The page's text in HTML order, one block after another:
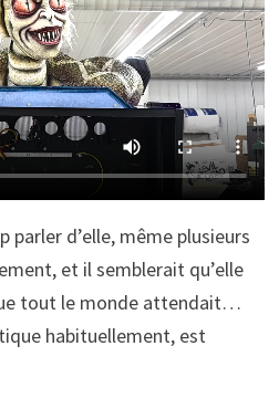
parler d’elle, même plusieurs
et il semblerait qu’elle
tout le monde attendait…
habituellement, est